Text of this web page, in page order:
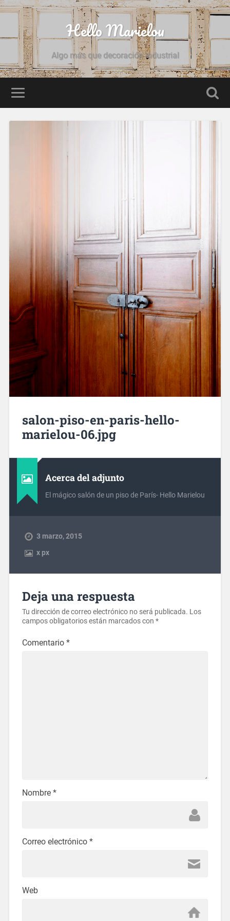
Hello Marielou
Algo más que decoración industrial
salon-piso-en-paris-hello-
marielou-06.jpg
Acerca del adjunto
El mágico salón de un piso de París- Hello Marielou
3 marzo, 2015
xpx
Deja una respuesta
Tu dirección de correo electrónico no será publicada. Los
campos obligatorios están marcados con *
Comentario *
Nombre *
Correo electrónico *
Web